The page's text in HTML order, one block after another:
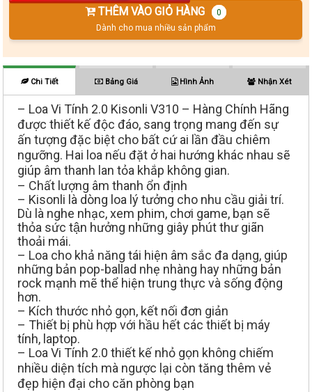
THÊM VÀO GIỎ HÀNG
0
Dành cho mua nhiều sản phẩm
Chi Tiết Bảng Giá Hình Ảnh Nhận Xét
– Loa Vi Tính 2.0 Kisonli V310 – Hàng Chính Hãng
được thiết kế độc đáo, sang trọng mang đến sự
ấn tượng đặc biệt cho bất cứ ai lần đầu chiêm
ngưỡng. Hai loa nếu đặt ở hai hướng khác nhau sẽ
giúp âm thanh lan tỏa khắp không gian.
– Chất lượng âm thanh ổn định
– Kisonli là dòng loa lý tưởng cho nhu cầu giải trí.
Dù là nghe nhạc, xem phim, chơi game, bạn sẽ
thỏa sức tận hưởng những giây phút thư giãn
thoải mái.
– Loa cho khả năng tái hiện âm sắc đa dạng, giúp
những bản pop-ballad nhẹ nhàng hay những bản
rock mạnh mẽ thể hiện trung thực và sống động
hơn.
– Kích thước nhỏ gọn, kết nối đơn giản
– Thiết bị phù hợp với hầu hết các thiết bị máy
tính, laptop.
– Loa Vi Tính 2.0 thiết kế nhỏ gọn không chiếm
nhiều diện tích mà ngược lại còn tăng thêm vẻ
đẹp hiện đại cho căn phòng bạn